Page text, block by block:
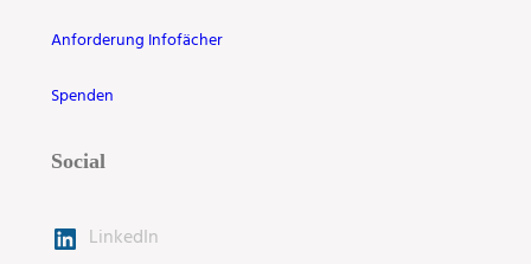
Anforderung Infofächer
Spenden
Social
LinkedIn